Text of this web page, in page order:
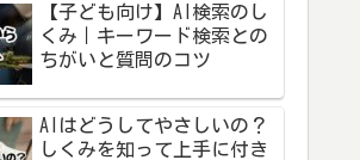
【子ども向け】AI検索のし
くみ｜キーワード検索との
ちがいと質問のコツ
AIはどうしてやさしいの？
しくみを知って上手に付き